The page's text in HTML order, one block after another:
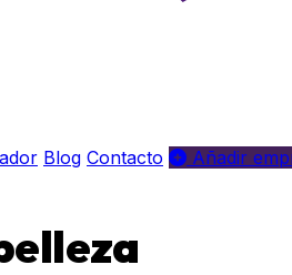
Blog Contacto Añadir